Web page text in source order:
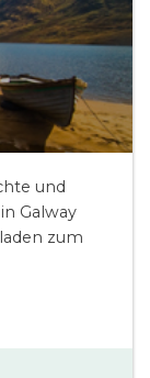
und
Galway
zum